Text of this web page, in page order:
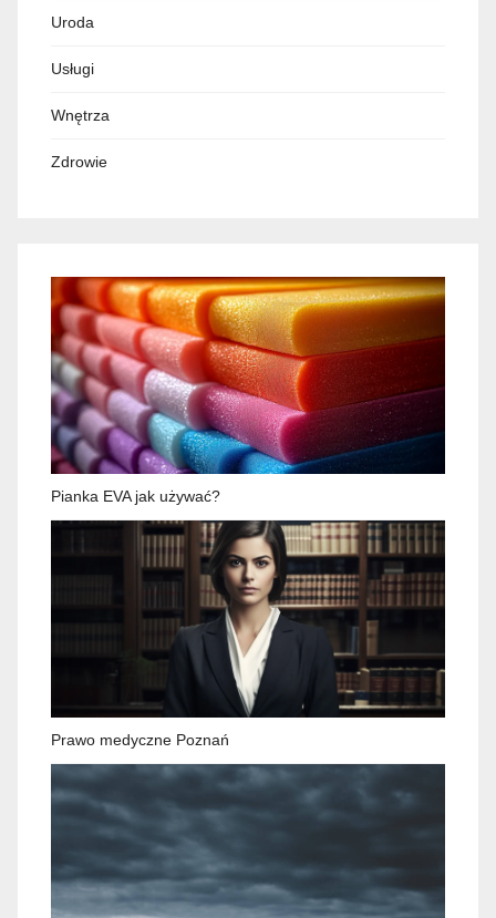
Uroda
Usługi
Wnętrza
Zdrowie
Pianka EVA jak używać?
Prawo medyczne Poznań